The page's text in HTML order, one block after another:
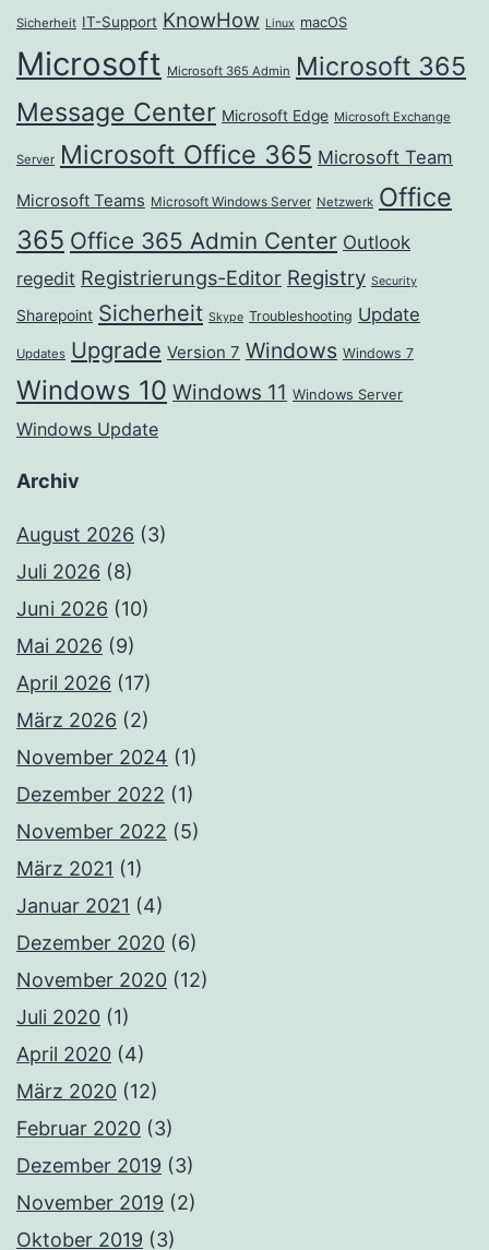
Sicherheit IT-Support KnowHow Linux macOS
Microsoft Microsoft 365 Admin Microsoft 365
Message Center Microsoft Edge Microsoft Exchange
Server Microsoft Office 365 Microsoft Team
Microsoft Teams Microsoft Windows Server Netzwerk Office
365 Office 365 Admin Center Outlook
regedit Registrierungs-Editor Registry Security
Sharepoint Sicherheit Skype Troubleshooting Update
Updates Upgrade Version 7 Windows Windows 7
Windows 10 Windows 11 Windows Server
Windows Update
Archiv
August 2026 (3)
Juli 2026 (8)
Juni 2026 (10)
Mai 2026 (9)
April 2026 (17)
März 2026 (2)
November 2024 (1)
Dezember 2022 (1)
November 2022 (5)
März 2021 (1)
Januar 2021 (4)
Dezember 2020 (6)
November 2020 (12)
Juli 2020 (1)
April 2020 (4)
März 2020 (12)
Februar 2020 (3)
Dezember 2019 (3)
November 2019 (2)
Oktober 2019 (3)